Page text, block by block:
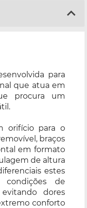
para
que atua em
procura um
orifício para o
braços
em formato
de altura
estes
condições de
dores
conforto